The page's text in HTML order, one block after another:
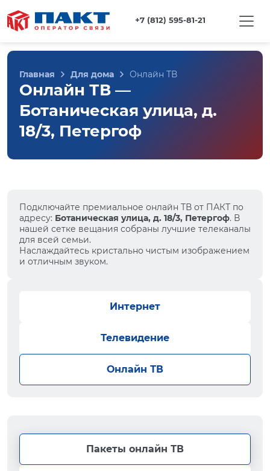
+7 (812) 595-81-21
Главная Для дома Онлайн ТВ
Онлайн ТВ —
Ботаническая улица, д.
18/3, Петергоф
Подключайте премиальное онлайн ТВ от ПАКТ по
адресу: Ботаническая улица, д. 18/3, Петергоф. В
нашей сетке вещания собраны лучшие телеканалы
для всей семьи.
Наслаждайтесь кристально чистым изображением
и отличным звуком.
Интернет
Телевидение
Онлайн ТВ
Пакеты онлайн ТВ